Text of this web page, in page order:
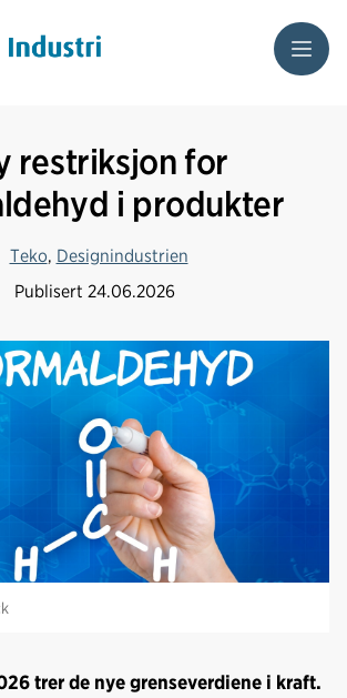
Meny
restriksjon for
i produkter
Teko, Designindustrien
Publisert 24.06.2026
trer de nye grenseverdiene i kraft.